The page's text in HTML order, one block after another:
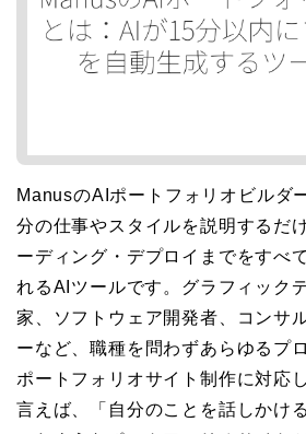
ManusのAIポートフォリオビルダ
分の仕事やスタイルを説明するだ
ーディング・デプロイまでをすべ
れるAIツールです。グラフィック
家、ソフトウェア開発者、コンサ
ーなど、職種を問わずあらゆるプ
ポートフォリオサイト制作に対応
言えば、「自分のことを話しかけ